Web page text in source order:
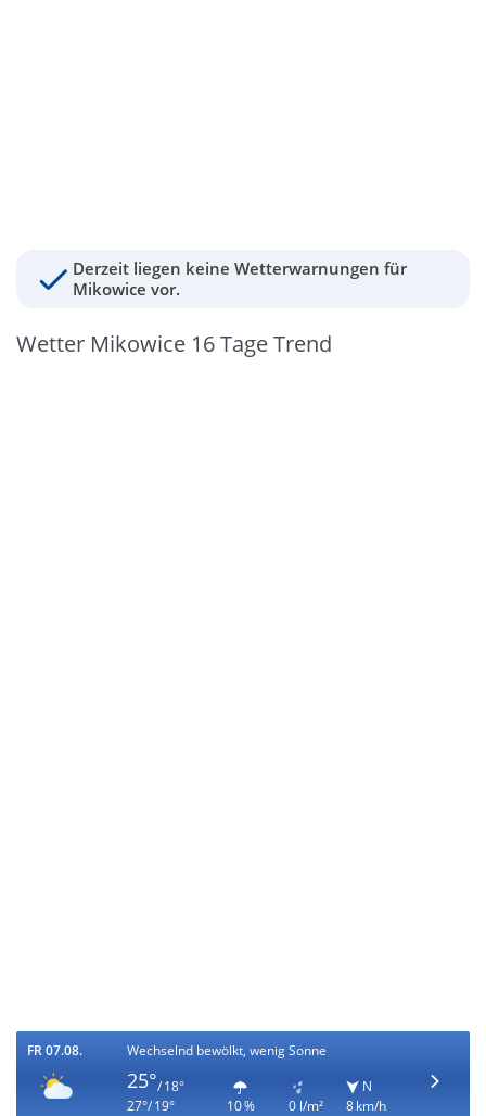
Derzeit liegen keine Wetterwarnungen für
Mikowice vor.
Wetter Mikowice 16 Tage Trend
FR 07.08. Wechselnd bewölkt, wenig Sonne
25°/ 18°
27°/ 19°
10 % 0 l/m²
N
8 km/h